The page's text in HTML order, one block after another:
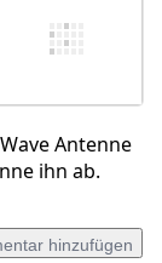
Antenne
ihn ab.
hinzufügen